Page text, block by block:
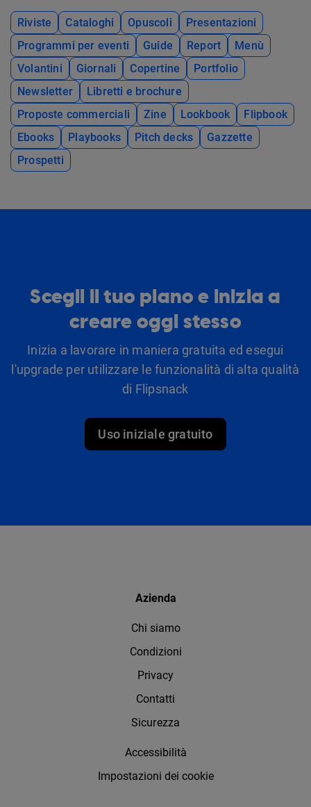
Riviste Cataloghi Opuscoli
Presentazioni
Programmi per eventi
Guide Report
Menù
Volantini
Giornali Copertine
Portfolio
Newsletter
Libretti e brochure
Proposte commerciali
Zine Lookbook
Flipbook
Ebooks
Playbooks Pitch decks
Gazzette
Prospetti
Scegli il tuo piano e inizia a
creare oggi stesso
Inizia a lavorare in maniera gratuita ed esegui
l'upgrade per utilizzare le funzionalità di alta qualità
di Flipsnack
Uso iniziale gratuito
Azienda
Chi siamo
Condizioni
Privacy
Contatti
Sicurezza
Accessibilità
Impostazioni dei cookie